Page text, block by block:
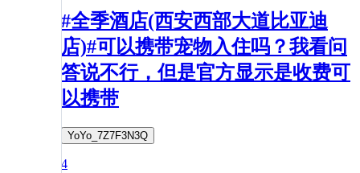
#全季酒店(西安西部大道比亚迪
店)#可以携带宠物入住吗？我看问
答说不行，但是官方显示是收费可
以携带
YoYo_7Z7F3N3Q
4